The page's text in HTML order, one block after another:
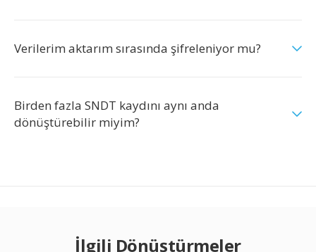
Verilerim aktarım sırasında şifreleniyor mu?
Birden fazla SNDT kaydını aynı anda
dönüştürebilir miyim?
İlgili Dönüştürmeler